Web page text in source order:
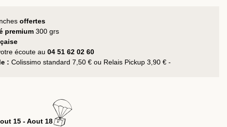
offertes
premium 300 grs
écoute au 04 51 62 02 60
: Colissimo standard 7,50 € ou Relais Pickup 3,90 € -
15 - Aout 18